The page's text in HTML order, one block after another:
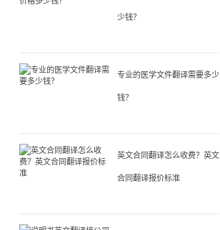
少钱？
专业的医学文件翻译需要多少
钱？
英文合同翻译怎么收费？英文
合同翻译报价标准